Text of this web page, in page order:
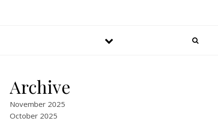
Archive
November 2025
October 2025